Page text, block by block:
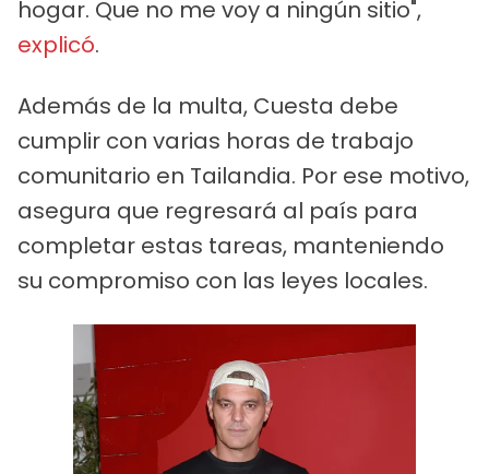
hogar. Que no me voy a ningún sitio",
explicó.
Además de la multa, Cuesta debe
cumplir con varias horas de trabajo
comunitario en Tailandia. Por ese motivo,
asegura que regresará al país para
completar estas tareas, manteniendo
su compromiso con las leyes locales.